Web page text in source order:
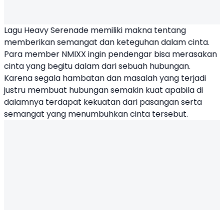
Lagu Heavy Serenade memiliki makna tentang
memberikan semangat dan keteguhan dalam cinta.
Para member NMIXX ingin pendengar bisa merasakan
cinta yang begitu dalam dari sebuah hubungan.
Karena segala hambatan dan masalah yang terjadi
justru membuat hubungan semakin kuat apabila di
dalamnya terdapat kekuatan dari pasangan serta
semangat yang menumbuhkan cinta tersebut.